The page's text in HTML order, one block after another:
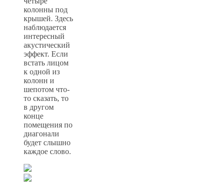
колонны под
крышей. Здесь
наблюдается
интересный
акустический
эффект. Если
встать лицом
к одной из
колонн и
шепотом что-
то сказать, то
в другом
конце
помещения по
диагонали
будет слышно
каждое слово.